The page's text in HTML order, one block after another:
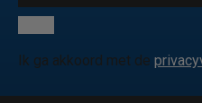
Ik ga akkoord met de